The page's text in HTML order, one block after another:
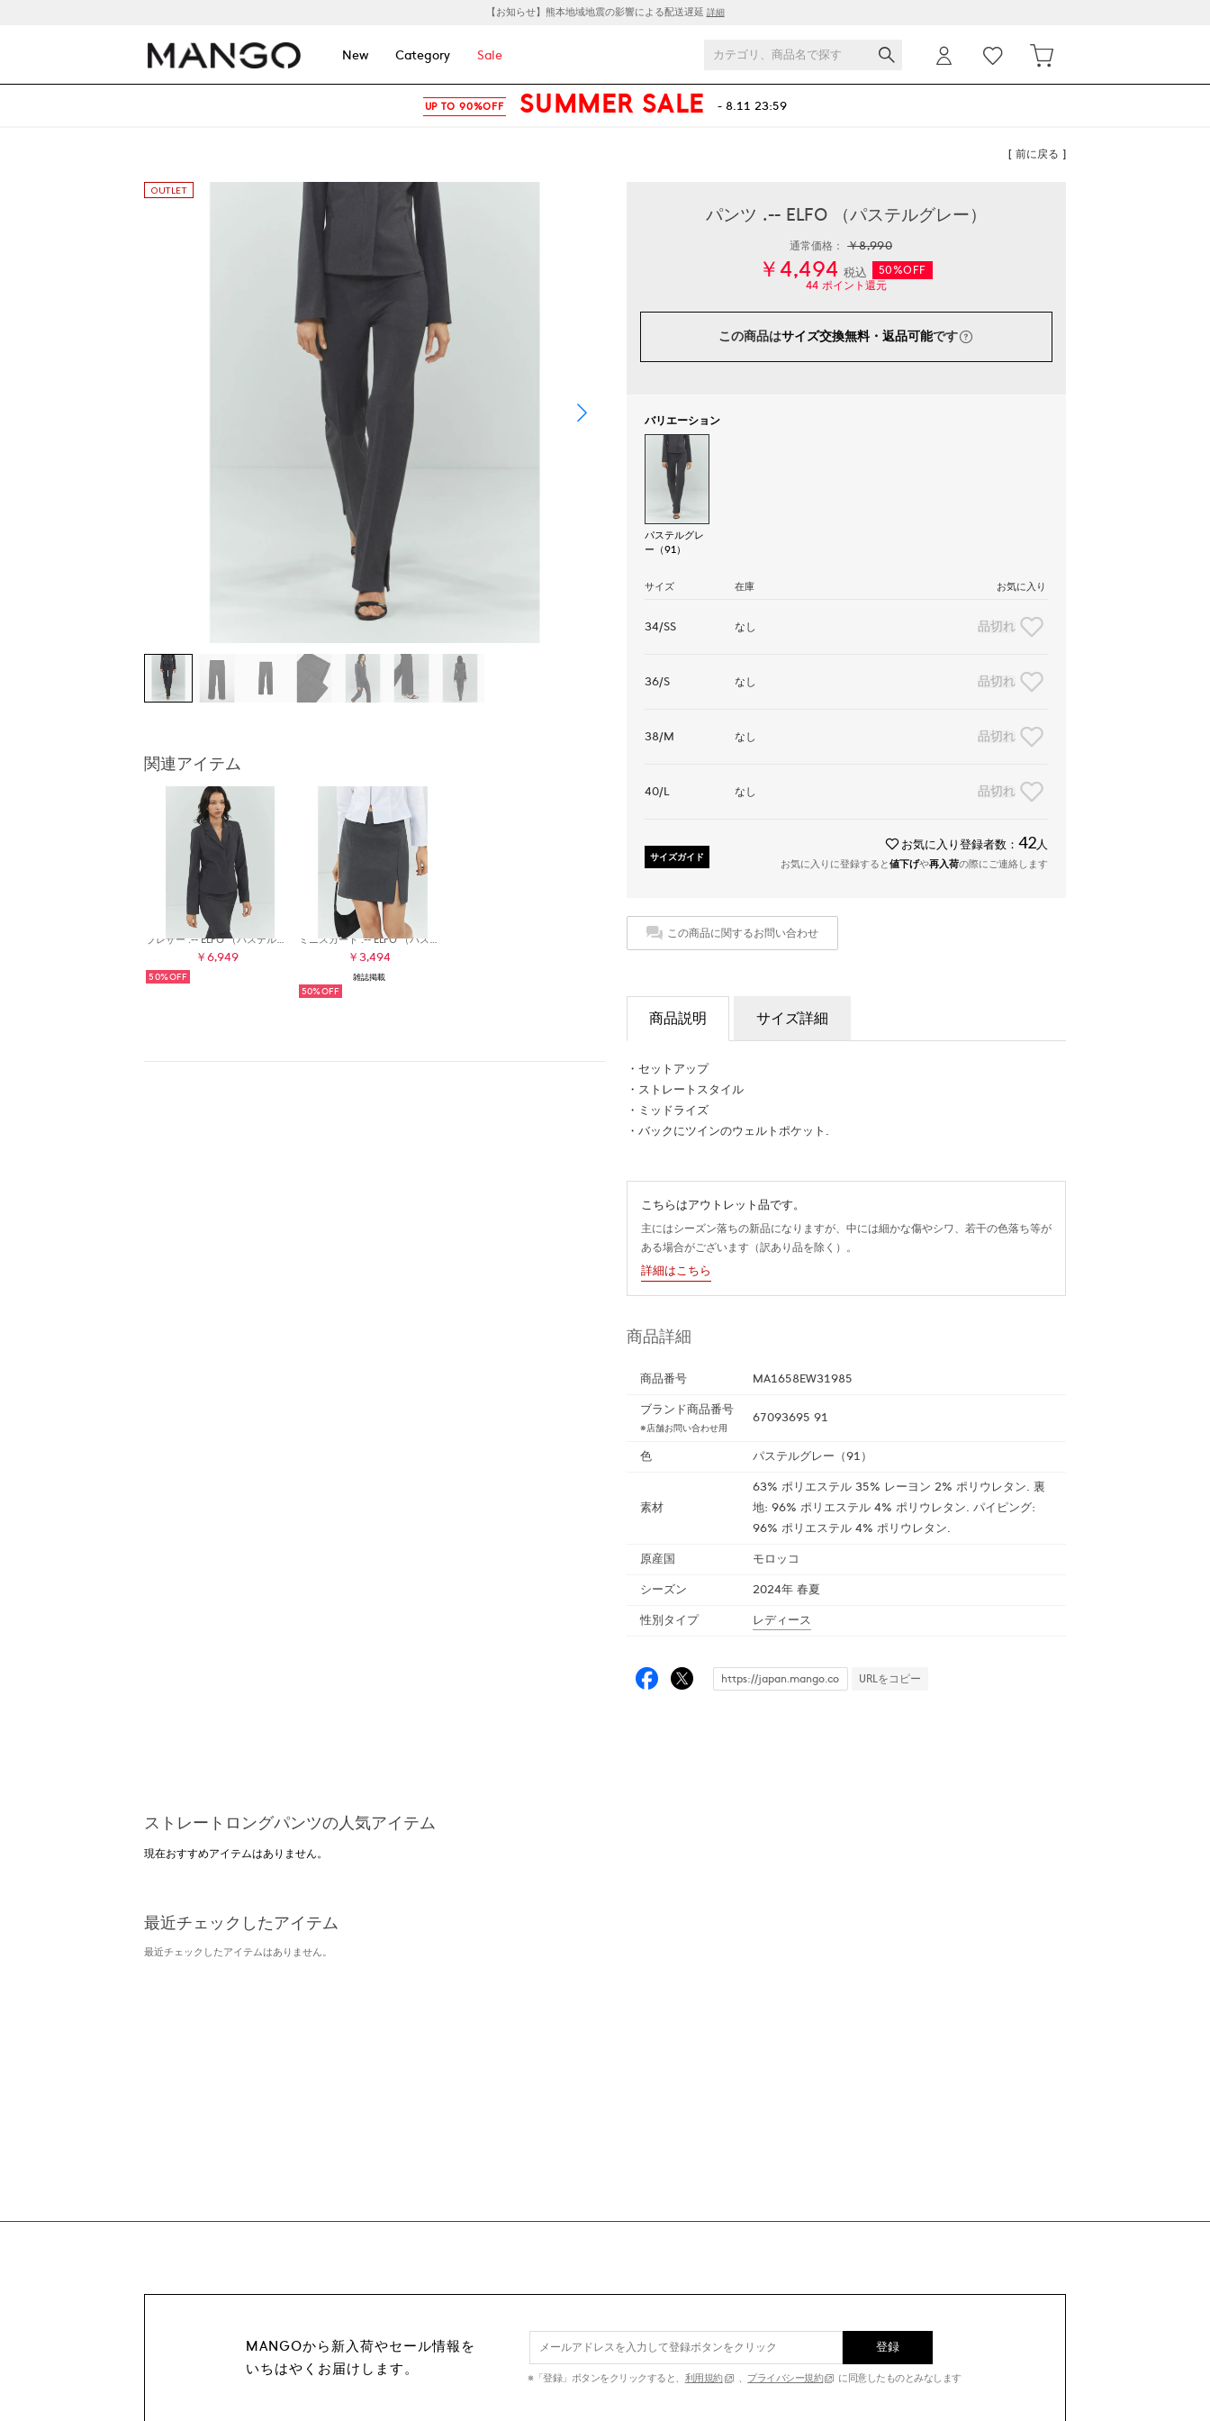
【お知らせ】熊本地域地震の影響による配送遅延 詳細
New Category Sale
UP TO 90%OFF SUMMER SALE - 8.11 23:59
[ 前に戻る ]
関連アイテム
ブレザー .-- ELFO （パステルグレー）
￥6,949
50%
ミニスカート .-- ELFO （パステルグレー）
￥3,494
雑誌掲載
50%
パンツ .-- ELFO （パステルグレー）
通常価格：￥8,990
￥4,494 税込
50%OFF
44 ポイント還元
この商品はサイズ交換無料・返品可能です
バリエーション
パステルグレ
ー（91）
サイズ 在庫 お気に入り
34/SS なし 品切れ
36/S なし 品切れ
38/M なし 品切れ
40/L なし 品切れ
サイズガイド
お気に入り登録者数： 42 人
お気に入りに登録すると値下げや再入荷の際にご連絡します
この商品に関するお問い合わせ
商品説明 サイズ詳細
・セットアップ
・ストレートスタイル
・ミッドライズ
・バックにツインのウェルトポケット.
こちらはアウトレット品です。
主にはシーズン落ちの新品になりますが、中には細かな傷やシワ、若干の色落ち等が
ある場合がございます（訳あり品を除く）。
詳細はこちら
商品詳細
商品番号
MA1658EW31985
ブランド商品番号
※店舗お問い合わせ用
67093695 91
色 パステルグレー（91）
素材
63% ポリエステル 35% レーヨン 2% ポリウレタン. 裏
地: 96% ポリエステル 4% ポリウレタン. パイピング:
96% ポリエステル 4% ポリウレタン.
原産国
モロッコ
シーズン
2024年 春夏
性別タイプ
レディース
URLをコピー
ストレートロングパンツの人気アイテム
現在おすすめアイテムはありません。
最近チェックしたアイテム
最近チェックしたアイテムはありません。
MANGOから新入荷やセール情報を
いちはやくお届けします。
登録
※「登録」ボタンをクリックすると、 利用規約 、 プライバシー規約 に同意したものとみなします